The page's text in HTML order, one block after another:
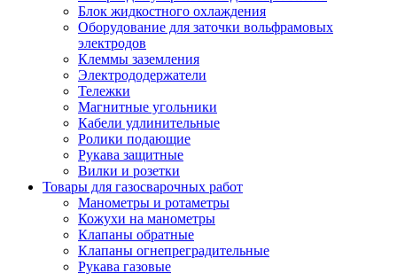
Блок жидкостного охлаждения
Оборудование для заточки вольфрамовых
электродов
Клеммы заземления
Электрододержатели
Тележки
Магнитные угольники
Кабели удлинительные
Ролики подающие
Рукава защитные
Вилки и розетки
Товары для газосварочных работ
Манометры и ротаметры
Кожухи на манометры
Клапаны обратные
Клапаны огнепреградительные
Рукава газовые